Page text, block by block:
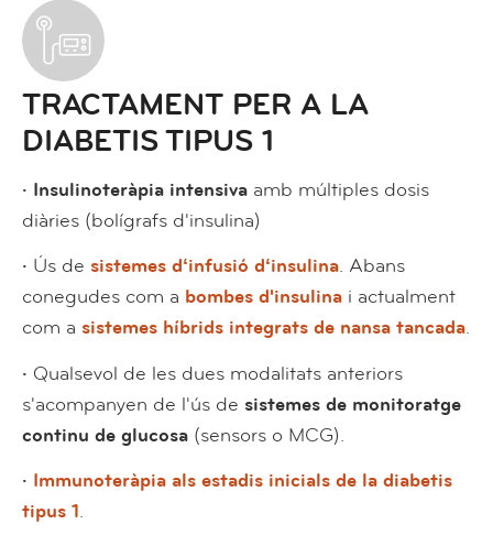
TRACTAMENT PER A LA
DIABETIS TIPUS 1
· Insulinoteràpia intensiva amb múltiples dosis
diàries (bolígrafs d'insulina)
· Ús de sistemes dʻinfusió dʻinsulina. Abans
conegudes com a bombes d'insulina i actualment
com a sistemes híbrids integrats de nansa tancada.
· Qualsevol de les dues modalitats anteriors
s'acompanyen de l'ús de sistemes de monitoratge
continu de glucosa (sensors o MCG).
· Immunoteràpia als estadis inicials de la diabetis
tipus 1.